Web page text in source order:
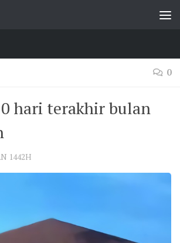
0
hari terakhir bulan
1442H